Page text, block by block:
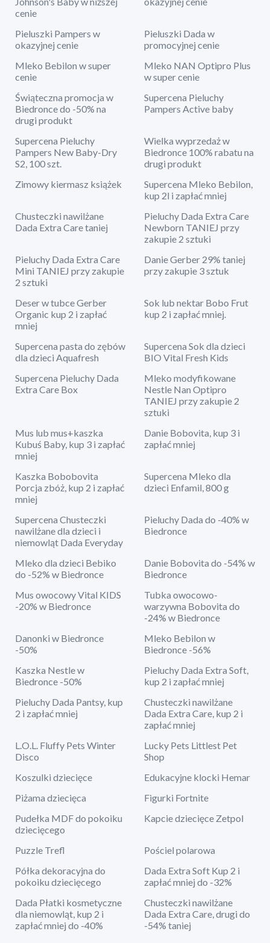
cenie
Pieluszki Pampers w
okazyjnej cenie
Pieluszki Dada w
promocyjnej cenie
Mleko Bebilon w super
cenie
Mleko NAN Optipro Plus
w super cenie
Świąteczna promocja w
Biedronce do -50% na
drugi produkt
Supercena Pieluchy
Pampers Active baby
Supercena Pieluchy
Pampers New Baby-Dry
S2, 100 szt.
Wielka wyprzedaż w
Biedronce 100% rabatu na
drugi produkt
Zimowy kiermasz książek
Supercena Mleko Bebilon,
kup 2l i zapłać mniej
Chusteczki nawilżane
Dada Extra Care taniej
Pieluchy Dada Extra Care
Newborn TANIEJ przy
zakupie 2 sztuki
Pieluchy Dada Extra Care
Mini TANIEJ przy zakupie
2 sztuki
Danie Gerber 29% taniej
przy zakupie 3 sztuk
Deser w tubce Gerber
Organic kup 2 i zapłać
mniej
Sok lub nektar Bobo Frut
kup 2 i zapłać mniej.
Supercena pasta do zębów
dla dzieci Aquafresh
Supercena Sok dla dzieci
BIO Vital Fresh Kids
Supercena Pieluchy Dada
Extra Care Box
Mleko modyfikowane
Nestle Nan Optipro
TANIEJ przy zakupie 2
sztuki
Mus lub mus+kaszka
Kubuś Baby, kup 3 i zapłać
mniej
Danie Bobovita, kup 3 i
zapłać mniej
Kaszka Bobobovita
Porcja zbóż, kup 2 i zapłać
mniej
Supercena Mleko dla
dzieci Enfamil, 800 g
Supercena Chusteczki
nawilżane dla dzieci i
niemowląt Dada Everyday
Pieluchy Dada do -40% w
Biedronce
Mleko dla dzieci Bebiko
do -52% w Biedronce
Danie Bobovita do -54% w
Biedronce
Mus owocowy Vital KIDS
-20% w Biedronce
Tubka owocowo-
warzywna Bobovita do
-24% w Biedronce
Danonki w Biedronce
-50%
Mleko Bebilon w
Biedronce -56%
Kaszka Nestle w
Biedronce -50%
Pieluchy Dada Extra Soft,
kup 2 i zapłać mniej
Pieluchy Dada Pantsy, kup
2 i zapłać mniej
Chusteczki nawilżane
Dada Extra Care, kup 2 i
zapłać mniej
L.O.L. Fluffy Pets Winter
Disco
Lucky Pets Littlest Pet
Shop
Koszulki dziecięce
Edukacyjne klocki Hemar
Piżama dziecięca
Figurki Fortnite
Pudełka MDF do pokoiku
dziecięcego
Kapcie dziecięce Zetpol
Puzzle Trefl
Pościel polarowa
Półka dekoracyjna do
pokoiku dziecięcego
Dada Extra Soft Kup 2 i
zapłać mniej do -32%
Dada Płatki kosmetyczne
dla niemowląt, kup 2 i
zapłać mniej do -40%
Chusteczki nawilżane
Dada Extra Care, drugi do
-54% taniej